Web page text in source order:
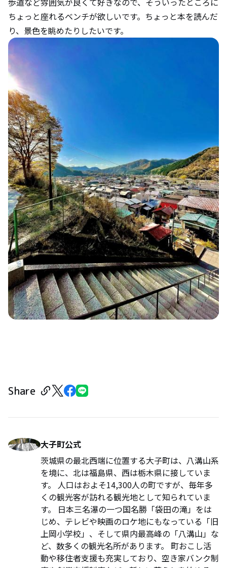
ちょっと座れるベンチが欲しいです。ちょっと本を読んだ
り、景色を眺めたりしたいです。
Share
大子町公式
茨城県の最北西端に位置する大子町は、八溝山系
を境に、北は福島県、西は栃木県に接していま
す。 人口はおよそ14,300人の町ですが、毎年多
くの観光客が訪れる観光地として知られていま
す。 日本三名瀑の一つ国名勝「袋田の滝」をは
じめ、テレビや映画のロケ地にもなっている「旧
上岡小学校」、そして県内最高峰の「八溝山」な
ど、数多くの観光名所があります。 町おこし活
動や移住者支援も充実しており、空き家バンク制